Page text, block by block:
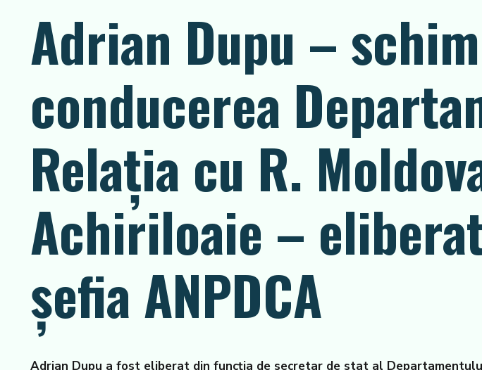
Adrian Dupu –
conducerea
Relația cu R.
Achiriloaie –
șefia ANPDCA
Adrian Dupu a fost eliberat din funcția de secretar de stat al